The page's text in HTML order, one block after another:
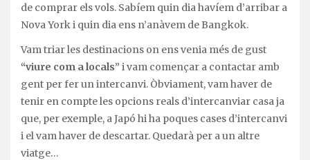
de comprar els vols. Sabíem quin dia havíem d’arribar a
Nova York i quin dia ens n’anàvem de Bangkok.
Vam triar les destinacions on ens venia més de gust
“viure com a locals” i vam començar a contactar amb
gent per fer un intercanvi. Òbviament, vam haver de
tenir en compte les opcions reals d’intercanviar casa ja
que, per exemple, a Japó hi ha poques cases d’intercanvi
i el vam haver de descartar. Quedarà per a un altre
viatge…